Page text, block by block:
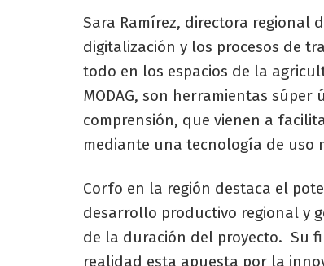
Sara Ramírez, directora regional
digitalización y los procesos de
todo en los espacios de la
MODAG, son herramientas
comprensión, que vienen a
mediante una tecnología de uso
Corfo en la región destaca el
desarrollo productivo regional y
de la duración del proyecto. Su
realidad esta apuesta por la